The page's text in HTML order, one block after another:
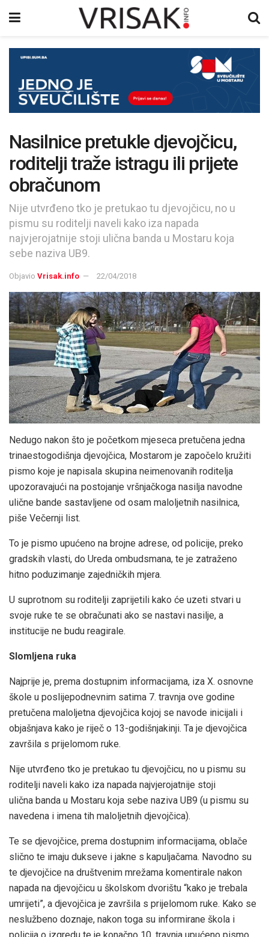
Nasilnice pretukle djevojčicu,
roditelji traže istragu ili prijete
obračunom
Nije utvrđeno tko je pretukao tu djevojčicu, no u
pismu su roditelji naveli kako iza napada
najvjerojatnije stoji ulična banda u Mostaru koja
sebe naziva UB9.
Objavio Vrisak.info 22/04/2018
Nedugo nakon što je početkom mjeseca pretučena jedna
trinaestogodišnja djevojčica, Mostarom je započelo kružiti
pismo koje je napisala skupina neimenovanih roditelja
upozoravajući na postojanje vršnjačkoga nasilja navodne
ulične bande sastavljene od osam maloljetnih nasilnica,
piše Večernji list.
To je pismo upućeno na brojne adrese, od policije, preko
gradskih vlasti, do Ureda ombudsmana, te je zatraženo
hitno poduzimanje zajedničkih mjera.
U suprotnom su roditelji zaprijetili kako će uzeti stvari u
svoje ruke te se obračunati ako se nastavi nasilje, a
institucije ne budu reagirale.
Slomljena ruka
Najprije je, prema dostupnim informacijama, iza X. osnovne
škole u poslijepodnevnim satima 7. travnja ove godine
pretučena maloljetna djevojčica kojoj se navode inicijali i
objašnjava kako je riječ o 13-godišnjakinji. Ta je djevojčica
završila s prijelomom ruke.
Nije utvrđeno tko je pretukao tu djevojčicu, no u pismu su
roditelji naveli kako iza napada najvjerojatnije stoji
ulična banda u Mostaru koja sebe naziva UB9 (u pismu su
navedena i imena tih maloljetnih djevojčica).
Te se djevojčice, prema dostupnim informacijama, oblače
slično te imaju dukseve i jakne s kapuljačama. Navodno su
te djevojčice na društvenim mrežama komentirale nakon
napada na djevojčicu u školskom dvorištu “kako je trebala
umrijeti”, a djevojčica je završila s prijelomom ruke. Kako se
neslužbeno doznaje, nakon toga su informirane škola i
policija o izgredu te je konačno 10. travnja upućeno pismo